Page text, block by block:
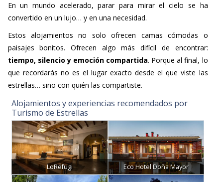
En un mundo acelerado, parar para mirar el cielo se ha
convertido en un lujo… y en una necesidad.
Estos alojamientos no solo ofrecen camas cómodas o
paisajes bonitos. Ofrecen algo más difícil de encontrar:
tiempo, silencio y emoción compartida. Porque al final, lo
que recordarás no es el lugar exacto desde el que viste las
estrellas… sino con quién las compartiste.
Alojamientos y experiencias recomendados por
Turismo de Estrellas
LoRefugi Eco Hotel Doña Mayor